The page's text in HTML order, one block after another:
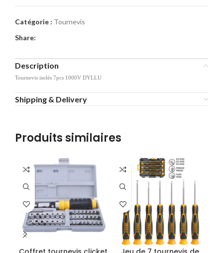
Catégorie : Tournevis
Share:
Description
Tournevis isolés 7pcs 1000V DYLLU
Shipping & Delivery
Produits similaires